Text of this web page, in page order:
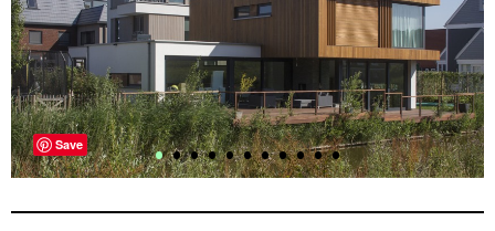
•••••••••••
Save